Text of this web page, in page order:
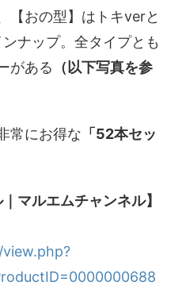
【おの型】はトキverと
ナップ。全タイプとも
がある （以下写真を参
常にお得な 「52本セッ
マルエムチャンネル】